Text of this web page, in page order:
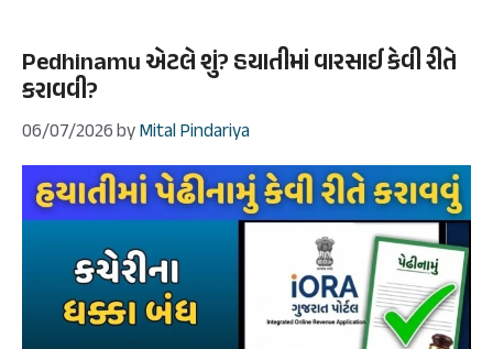
Pedhinamu એટલે શું? હયાતીમાં વારસાઈ કેવી રીતે
કરાવવી?
06/07/2026byMital Pindariya